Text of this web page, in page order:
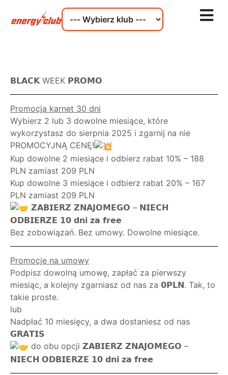
𝗕𝗟𝗔𝗖𝗞 WEEK 𝗣𝗥𝗢𝗠𝗢
Promocja karnet 30 dni
Wybierz 2 lub 3 dowolne miesiące, które
wykorzystasz do sierpnia 2025 i zgarnij na nie
PROMOCYJNĄ CENĘ!
Kup dowolne 2 miesiące i odbierz rabat 10% – 188
PLN zamiast 209 PLN
Kup dowolne 3 miesiące i odbierz rabat 20% – 167
PLN zamiast 209 PLN
𝗭𝗔𝗕𝗜𝗘𝗥𝗭 𝗭𝗡𝗔𝗝𝗢𝗠𝗘𝗚𝗢 – 𝗡𝗜𝗘𝗖𝗛
𝗢𝗗𝗕𝗜𝗘𝗥𝗭𝗘 𝟭𝟬 𝗱𝗻𝗶 𝘇𝗮 𝗳𝗿𝗲𝗲
Bez zobowiązań. Bez umowy. Dowolne miesiące.
Promocje na umowy
Podpisz dowolną umowę, zapłać za pierwszy
miesiąc, a kolejny zgarniasz od nas za 𝟬𝗣𝗟𝗡. Tak, to
takie proste.
lub
Nadpłać 10 miesięcy, a dwa dostaniesz od nas
𝗚𝗥𝗔𝗧𝗜𝗦
do obu opcji 𝗭𝗔𝗕𝗜𝗘𝗥𝗭 𝗭𝗡𝗔𝗝𝗢𝗠𝗘𝗚𝗢 –
𝗡𝗜𝗘𝗖𝗛 𝗢𝗗𝗕𝗜𝗘𝗥𝗭𝗘 𝟭𝟬 𝗱𝗻𝗶 𝘇𝗮 𝗳𝗿𝗲𝗲